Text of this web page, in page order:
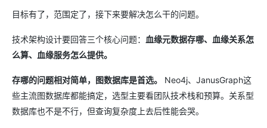
目标有了，范围定了，接下来要解决怎么干的问题。
技术架构设计要回答三个核心问题：
血缘元数据存哪、血缘关系怎
么算、血缘服务怎么提供。
存哪的问题相对简单，图数据库是首选。
Neo4j、JanusGraph这
些主流图数据库都能搞定，选型主要看团队技术栈和预算。关系型
数据库也不是不行，但查询复杂度上去后性能会哭。